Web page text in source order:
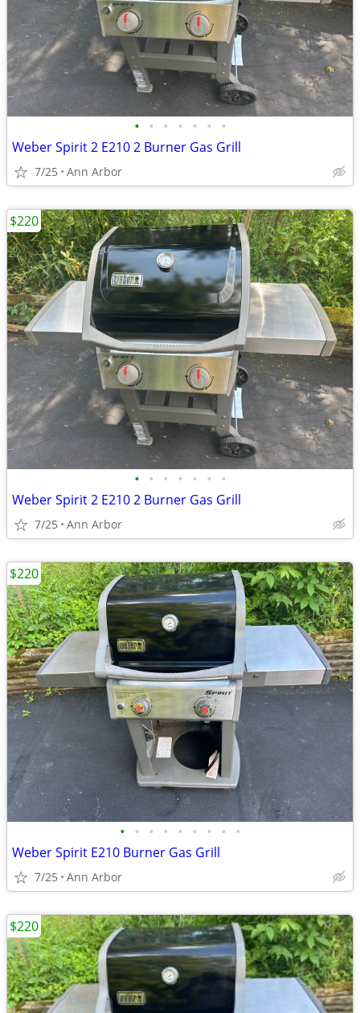
• • • • • • •
Weber Spirit 2 E210 2 Burner Gas Grill
7/25 Ann Arbor
• • • • • • •
Weber Spirit 2 E210 2 Burner Gas Grill
7/25 Ann Arbor
$220
• • • • • • • • •
Weber Spirit E210 Burner Gas Grill
7/25 Ann Arbor
$220
$220